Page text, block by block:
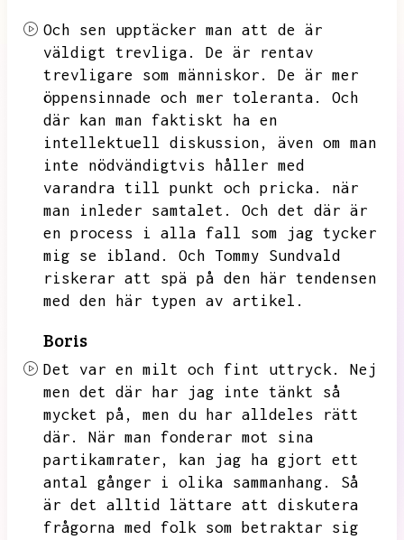
Och sen upptäcker man att de är
väldigt trevliga.
De är rentav
trevligare som människor.
De är mer
öppensinnade och mer toleranta.
Och
där kan man faktiskt ha en
intellektuell diskussion,
även om man
inte nödvändigtvis håller med
varandra till punkt och pricka.
när
man inleder samtalet.
Och det där är
en process i alla fall som jag tycker
mig se ibland.
Och Tommy Sundvald
riskerar att spä på den här tendensen
med den här typen av artikel.
Boris
Det var en milt och fint uttryck.
Nej
men det där har jag inte tänkt så
mycket på,
men du har alldeles rätt
där.
När man fonderar mot sina
partikamrater,
kan jag ha gjort ett
antal gånger i olika sammanhang.
Så
är det alltid lättare att diskutera
frågorna med folk som betraktar sig